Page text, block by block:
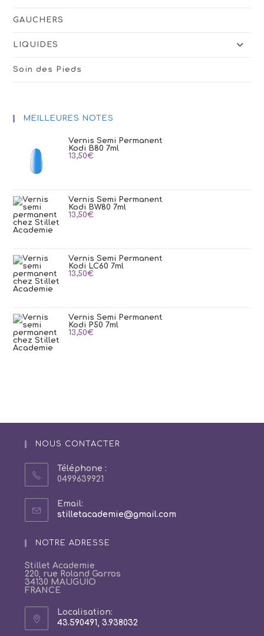
GAUCHERS
LIQUIDES
Soin des Pieds
MEILLEURES NOTES
Vernis Semi Permanent
Kodi B80 7ml
13,50€
Vernis Semi Permanent
Kodi BW80 7ml
13,50€
Vernis Semi Permanent
Kodi LC60 7ml
13,50€
Vernis Semi Permanent
Kodi P50 7ml
13,50€
NOUS CONTACTER
Téléphone :
0499639921
Email:
stilletacademie@gmail.comS’ouvre
NOTRE ADRESSE
Stillet Academie
220, rue Roland Garros
34130 MAUGUIO
FRANCE
Localisation:
43.590491, 3.938032